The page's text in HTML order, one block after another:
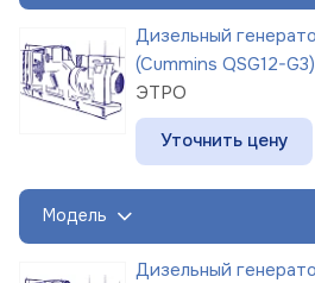
Дизельный
(Cummins QSG12-G3)
ЭТРО
Уточнить цену
Модель
Дизельный